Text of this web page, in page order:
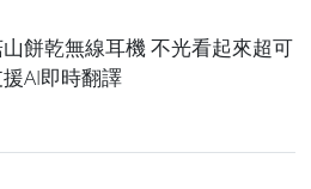
餅乾無線耳機 不光看起來超可
AI即時翻譯